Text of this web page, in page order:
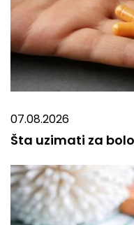
07.08.2026
Šta uzimati za